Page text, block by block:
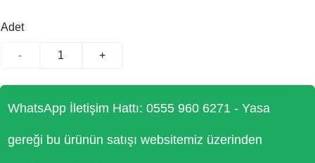
Adet
- +
WhatsApp İletişim Hattı: 0555 960 6271 - Yasa
gereği bu ürünün satışı websitemiz üzerinden